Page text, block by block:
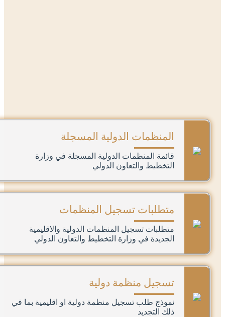
المنظمات الدولية المسجلة
قائمة المنظمات الدولية المسجلة في وزارة
التخطيط والتعاون الدولي
متطلبات تسجيل المنظمات
متطلبات تسجيل المنظمات الدولية والاقليمية
الجديدة في وزارة التخطيط والتعاون الدولي
تسجيل منظمة دولية
نموذج طلب تسجيل منظمة دولية او اقليمية بما في
ذلك التجديد